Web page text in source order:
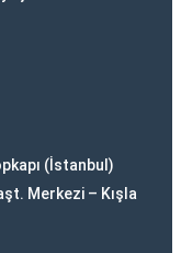
(İstanbul)
Merkezi – Kışla